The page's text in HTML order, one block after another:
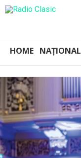
HOME NAȚIONAL